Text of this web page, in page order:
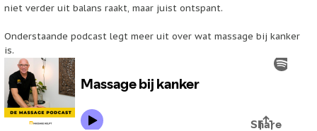
niet verder uit balans raakt, maar juist ontspant.
Onderstaande podcast legt meer uit over wat massage bij kanker
is.